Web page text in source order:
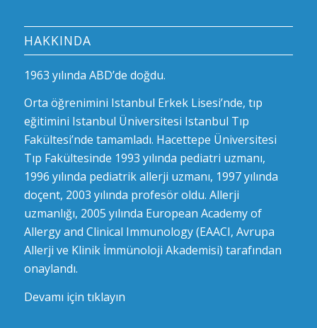
HAKKINDA
1963 yılında ABD’de doğdu.
Orta öğrenimini Istanbul Erkek Lisesi’nde, tıp
eğitimini Istanbul Üniversitesi Istanbul Tıp
Fakültesi’nde tamamladı. Hacettepe Üniversitesi
Tıp Fakültesinde 1993 yılında pediatri uzmanı,
1996 yılında pediatrik allerji uzmanı, 1997 yılında
doçent, 2003 yılında profesör oldu. Allerji
uzmanlığı, 2005 yılında European Academy of
Allergy and Clinical Immunology (EAACI, Avrupa
Allerji ve Klinik İmmünoloji Akademisi) tarafından
onaylandı.
Devamı için tıklayın